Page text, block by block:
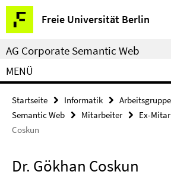
Springe
direkt
zu
Inhalt
Freie Universität Berlin
Service-
Navigation
AG Corporate Semantic Web
MENÜ
Startseite Informatik
Semantic Web
Mitarbeiter Ex-
Coskun
Dr. Gökhan Coskun